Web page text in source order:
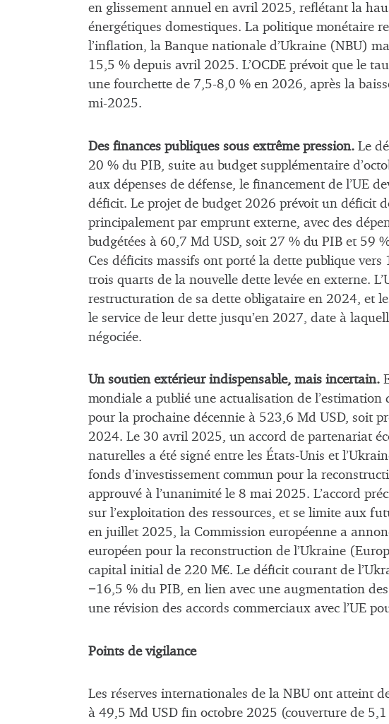
en glissement annuel en avril 2025, reflétant la
énergétiques domestiques. La politique monétaire
l’inflation, la Banque nationale d’Ukraine (NBU)
15,5 % depuis avril 2025. L’OCDE prévoit que le
une fourchette de 7,5-8,0 % en 2026, après la
mi-2025.
Des finances publiques sous extrême pression. Le
20 % du PIB, suite au budget supplémentaire
aux dépenses de défense, le financement de l’UE
déficit. Le projet de budget 2026 prévoit un déficit
principalement par emprunt externe, avec des
budgétées à 60,7 Md USD, soit 27 % du PIB et 59
Ces déficits massifs ont porté la dette publique
trois quarts de la nouvelle dette levée en externe.
restructuration de sa dette obligataire en 2024, et
le service de leur dette jusqu’en 2027, date à
négociée.
Un soutien extérieur indispensable, mais incertain.
mondiale a publié une actualisation de
pour la prochaine décennie à 523,6 Md USD, soit
2024. Le 30 avril 2025, un accord de partenariat
naturelles a été signé entre les États-Unis et
fonds d’investissement commun pour la
approuvé à l’unanimité le 8 mai 2025. L’accord
sur l’exploitation des ressources, et se limite aux
en juillet 2025, la Commission européenne a
européen pour la reconstruction de l’Ukraine
capital initial de 220 M€. Le déficit courant de
−16,5 % du PIB, en lien avec une augmentation
une révision des accords commerciaux avec l’UE
Points de vigilance
Les réserves internationales de la NBU ont atteint
à 49,5 Md USD fin octobre 2025 (couverture de